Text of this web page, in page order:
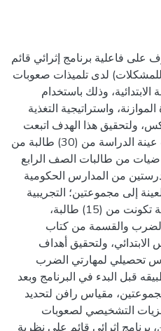
على فاعلية برنامج إثرائي قائم
للمشكلات) لدى تلميذات صعوبات
وذلك باستخدام
الموازنة، واستراتيجية التغذية
ولتحقيق هذا الهدف اتبعت
الباحثة المنهج التجريبي، وتكونت عينة الدراسة من (30) طالبة من
من طالبات الصف الرابع
من المدارس الحكومية
إلى مجموعتين؛ التجريبية
تكونت من (15) طالبة، والضابطة تكونت من (15) طالبة،
والقسمة من كتاب
ولتحقيق أهداف
تحصيلي لمهارتي الضرب
قبل البدء في البرنامج وبعد
مقياس رافن لتحديد
التشخيصي لصعوبات
إثرائي قائم على نظرية